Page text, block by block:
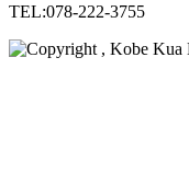
TEL:078-222-3755